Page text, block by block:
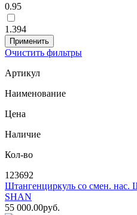
0.95
1.394
Очистить фильтры
Артикул
Наименование
Цена
Наличие
Кол-во
123692
Штангенциркуль со смен.
SHAN
55 000.00pуб.